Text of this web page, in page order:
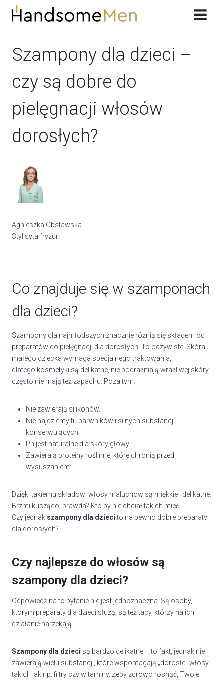
Przeskocz
Szampony dla dzieci –
czy są dobre do
pielęgnacji włosów
dorosłych?
Agnieszka Obstawska
Stylisyta fryzur
Co znajduje się w szamponach
dla dzieci?
Szampony dla najmłodszych znacznie różnią się składem od
preparatów do pielęgnacji dla dorosłych. To oczywiste. Skóra
małego dziecka wymaga specjalnego traktowania,
dlatego kosmetyki są delikatne, nie podrażniają wrażliwej skóry,
często nie mają też zapachu. Poza tym:
Nie zawierają silikonów.
Nie najdziemy tu barwników i silnych substancji
konserwujących.
Ph jest naturalne dla skóry głowy.
Zawierają proteiny roślinne, które chronią przed
wysuszaniem.
Dzięki takiemu składowi włosy maluchów są miękkie i delikatne.
Brzmi kusząco, prawda? Kto by nie chciał takich mieć!
Czy jednak szampony dla dziecito na pewno dobre preparaty
dla dorosłych?
Czy najlepsze do włosów są
szampony dla dzieci?
Odpowiedź na to pytanie nie jest jednoznaczna. Są osoby,
którym preparaty dla dzieci służą, są też tacy, którzy na ich
działanie narzekają.
Szampony dla dzieci są bardzo delikatne – to fakt, jednak nie
zawierają wielu substancji, które wspomagają „dorosłe” włosy,
takich jak np. filtry czy witaminy. Żeby zdrowo rosnąć, Twoje